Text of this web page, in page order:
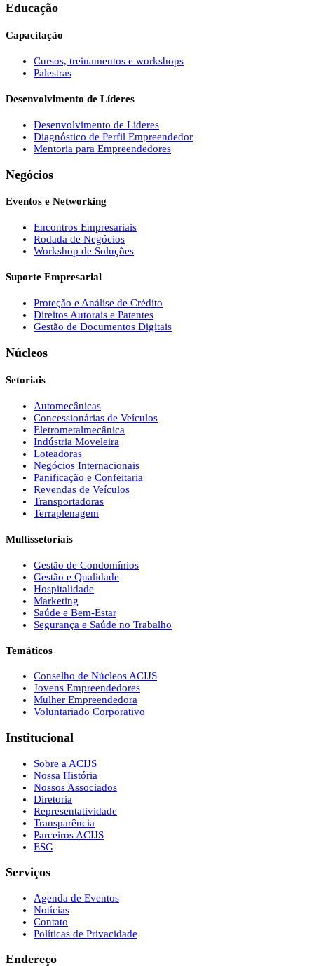
Educação
Capacitação
Cursos, treinamentos e workshops
Palestras
Desenvolvimento de Líderes
Desenvolvimento de Líderes
Diagnóstico de Perfil Empreendedor
Mentoria para Empreendedores
Negócios
Eventos e Networking
Encontros Empresariais
Rodada de Negócios
Workshop de Soluções
Suporte Empresarial
Proteção e Análise de Crédito
Direitos Autorais e Patentes
Gestão de Documentos Digitais
Núcleos
Setoriais
Automecânicas
Concessionárias de Veículos
Eletrometalmecânica
Indústria Moveleira
Loteadoras
Negócios Internacionais
Panificação e Confeitaria
Revendas de Veículos
Transportadoras
Terraplenagem
Multissetoriais
Gestão de Condomínios
Gestão e Qualidade
Hospitalidade
Marketing
Saúde e Bem-Estar
Segurança e Saúde no Trabalho
Temáticos
Conselho de Núcleos ACIJS
Jovens Empreendedores
Mulher Empreendedora
Voluntariado Corporativo
Institucional
Sobre a ACIJS
Nossa História
Nossos Associados
Diretoria
Representatividade
Transparência
Parceiros ACIJS
ESG
Serviços
Agenda de Eventos
Notícias
Contato
Políticas de Privacidade
Endereço